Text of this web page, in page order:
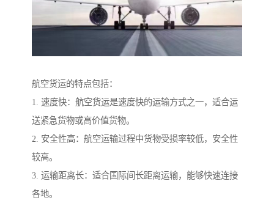
航空货运的特点包括：
1. 速度快：航空货运是速度快的运输方式之一，适合运
送紧急货物或高价值货物。
2. 安全性高：航空运输过程中货物受损率较低，安全性
较高。
3. 运输距离长：适合国际间长距离运输，能够快速连接
各地。